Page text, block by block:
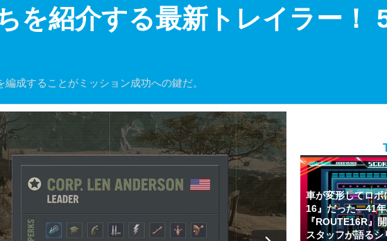
を紹介する最新トレイラー！
成することがミッション成功への鍵だ。
車が変形してロボ
16』だった―41
『ROUTE16R』
スタッフが語る